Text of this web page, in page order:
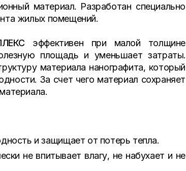
материал. Разработан специально
жилых помещений.
эффективен при малой толщине
площадь и уменьшает затраты.
материала нанографита, который
За счет чего материал сохраняет
и защищает от потерь тепла.
не впитывает влагу, не набухает и не